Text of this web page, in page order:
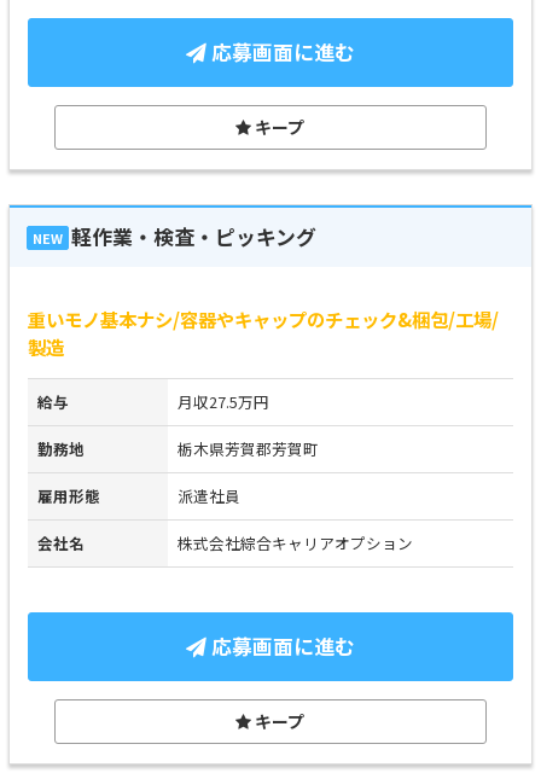
応募画面に進む
キープ
NEW 軽作業・検査・ピッキング
重いモノ基本ナシ/容器やキャップのチェック&梱包/工場/
製造
給与 月収27.5万円
勤務地 栃木県芳賀郡芳賀町
雇用形態 派遣社員
会社名 株式会社綜合キャリアオプション
応募画面に進む
キープ